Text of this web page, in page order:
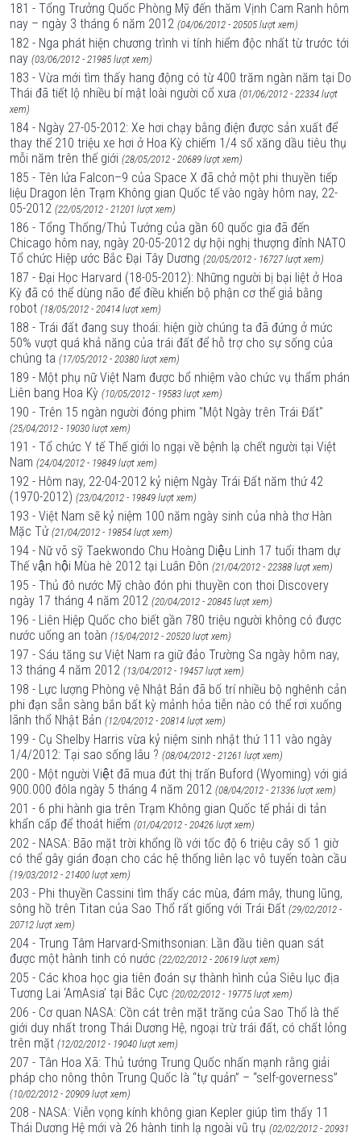
181 - Tổng Trưởng Quốc Phòng Mỹ đến thăm Vịnh Cam Ranh hôm
nay – ngày 3 tháng 6 năm 2012 (04/06/2012 - 20505 lượt xem)
182 - Nga phát hiện chương trình vi tính hiểm độc nhất từ trước tới
nay (03/06/2012 - 21985 lượt xem)
183 - Vừa mới tìm thấy hang động có từ 400 trăm ngàn năm tại Do
Thái đã tiết lộ nhiều bí mật loài người cổ xưa (01/06/2012 - 22334 lượt
xem)
184 - Ngày 27-05-2012: Xe hơi chạy bằng điện được sản xuất để
thay thế 210 triệu xe hơi ở Hoa Kỳ chiếm 1/4 số xăng dầu tiêu thụ
mỗi năm trên thế giới (28/05/2012 - 20689 lượt xem)
185 - Tên lửa Falcon–9 của Space X đã chở một phi thuyền tiếp
liệu Dragon lên Trạm Không gian Quốc tế vào ngày hôm nay, 22-
05-2012 (22/05/2012 - 21201 lượt xem)
186 - Tổng Thống/Thủ Tướng của gần 60 quốc gia đã đến
Chicago hôm nay, ngày 20-05-2012 dự hội nghị thượng đỉnh NATO
Tổ chức Hiệp ước Bắc Đại Tây Dương (20/05/2012 - 16727 lượt xem)
187 - Đại Học Harvard (18-05-2012): Những người bị bại liệt ở Hoa
Kỳ đã có thể dùng não để điều khiển bộ phận cơ thể giả bằng
robot (18/05/2012 - 20414 lượt xem)
188 - Trái đất đang suy thoái: hiện giờ chúng ta đã đứng ở mức
50% vượt quá khả năng của trái đất để hỗ trợ cho sự sống của
chúng ta (17/05/2012 - 20380 lượt xem)
189 - Một phụ nữ Việt Nam được bổ nhiệm vào chức vụ thẩm phán
Liên bang Hoa Kỳ (10/05/2012 - 19583 lượt xem)
190 - Trên 15 ngàn người đóng phim "Một Ngày trên Trái Đất"
(25/04/2012 - 19030 lượt xem)
191 - Tổ chức Y tế Thế giới lo ngại về bệnh lạ chết người tại Việt
Nam (24/04/2012 - 19849 lượt xem)
192 - Hôm nay, 22-04-2012 kỷ niệm Ngày Trái Đất năm thứ 42
(1970-2012) (23/04/2012 - 19849 lượt xem)
193 - Việt Nam sẽ kỷ niệm 100 năm ngày sinh của nhà thơ Hàn
Mặc Tử (21/04/2012 - 19854 lượt xem)
194 - Nữ võ sỹ Taekwondo Chu Hoàng Diệu Linh 17 tuổi tham dự
Thế vận hội Mùa hè 2012 tại Luân Đôn (21/04/2012 - 22388 lượt xem)
195 - Thủ đô nước Mỹ chào đón phi thuyền con thoi Discovery
ngày 17 tháng 4 năm 2012 (20/04/2012 - 20845 lượt xem)
196 - Liên Hiệp Quốc cho biết gần 780 triệu người không có được
nước uống an toàn (15/04/2012 - 20520 lượt xem)
197 - Sáu tăng sư Việt Nam ra giữ đảo Trường Sa ngày hôm nay,
13 tháng 4 năm 2012 (13/04/2012 - 19457 lượt xem)
198 - Lực lượng Phòng vệ Nhật Bản đã bố trí nhiều bộ nghênh cản
phi đạn sẵn sàng bắn bất kỳ mảnh hỏa tiễn nào có thể rơi xuống
lãnh thổ Nhật Bản (12/04/2012 - 20814 lượt xem)
199 - Cụ Shelby Harris vừa kỷ niệm sinh nhật thứ 111 vào ngày
1/4/2012: Tại sao sống lâu ? (08/04/2012 - 21261 lượt xem)
200 - Một người Việt đã mua đứt thị trấn Buford (Wyoming) với giá
900.000 đôla ngày 5 tháng 4 năm 2012 (08/04/2012 - 21336 lượt xem)
201 - 6 phi hành gia trên Trạm Không gian Quốc tế phải di tản
khẩn cấp để thoát hiểm (01/04/2012 - 20426 lượt xem)
202 - NASA: Bão mặt trời khổng lồ với tốc độ 6 triệu cây số 1 giờ
có thể gây gián đoạn cho các hệ thống liên lạc vô tuyến toàn cầu
(19/03/2012 - 21400 lượt xem)
203 - Phi thuyền Cassini tìm thấy các mùa, đám mây, thung lũng,
sông hồ trên Titan của Sao Thổ rất giống với Trái Đất (29/02/2012 -
20712 lượt xem)
204 - Trung Tâm Harvard-Smithsonian: Lần đầu tiên quan sát
được một hành tinh có nước (22/02/2012 - 20619 lượt xem)
205 - Các khoa học gia tiên đoán sự thành hình của Siêu lục địa
Tương Lai ‘AmAsia’ tại Bắc Cực (20/02/2012 - 19775 lượt xem)
206 - Cơ quan NASA: Cồn cát trên mặt trăng của Sao Thổ là thế
giới duy nhất trong Thái Dương Hệ, ngoại trừ trái đất, có chất lỏng
trên mặt (12/02/2012 - 19040 lượt xem)
207 - Tân Hoa Xã: Thủ tướng Trung Quốc nhấn mạnh rằng giải
pháp cho nông thôn Trung Quốc là “tự quản” – “self-governess”
(10/02/2012 - 20909 lượt xem)
208 - NASA: Viễn vọng kính không gian Kepler giúp tìm thấy 11
Thái Dương Hệ mới và 26 hành tinh lạ ngoài vũ trụ (02/02/2012 - 20931